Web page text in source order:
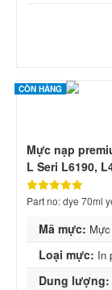
CÒN HÀNG
Mực nạp
L Seri L6190,
Part no: dye 70ml
Mã mực:
Loại mực: In
Dung lượng: